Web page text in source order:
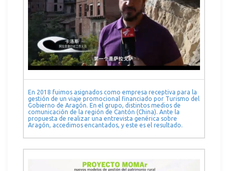
En 2018 fuimos asignados como empresa receptiva para la
gestión de un viaje promocional financiado por Turismo del
Gobierno de Aragón. En el grupo, distintos medios de
comunicación de la región de Cantón (China). Ante la
propuesta de realizar una entrevista genérica sobre
Aragón, accedimos encantados, y este es el resultado.